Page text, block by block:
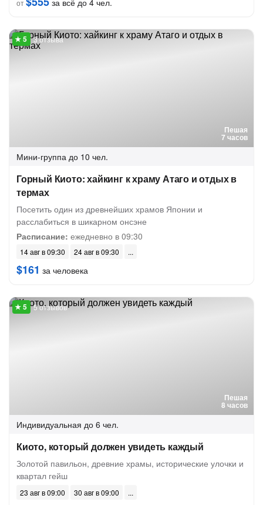
от за всё до 4 чел.
Пешая
7 часов
3 отзыва
Мини-группа до 10 чел.
Горный Киото: хайкинг к храму Атаго и отдых в
термах
Посетить один из древнейших храмов Японии и
расслабиться в шикарном онсэне
Расписание: ежедневно в 09:30
14 авг в 09:30 24 авг в 09:30
$161 за человека
Пешая
8 часов
5 отзывов
Индивидуальная до 6 чел.
Киото, который должен увидеть каждый
Золотой павильон, древние храмы, исторические улочки и
квартал гейш
23 авг в 09:00
30 авг в 09:00